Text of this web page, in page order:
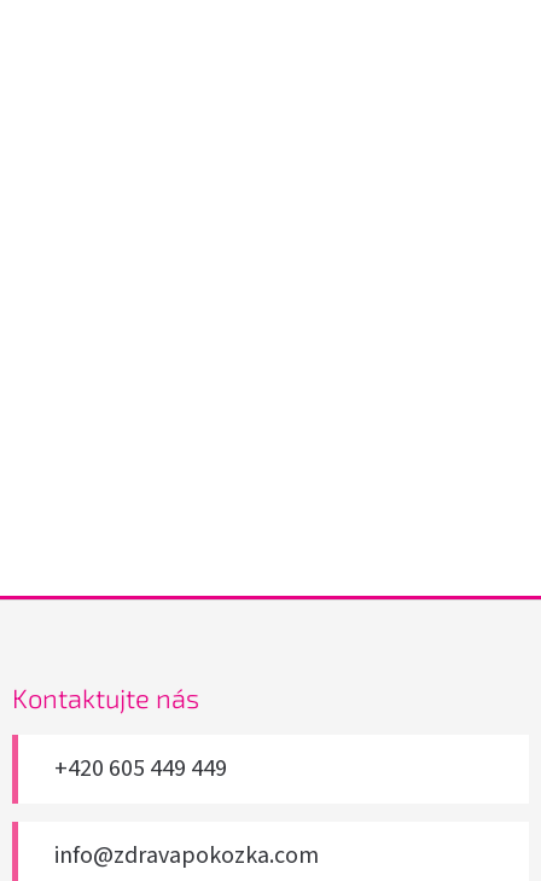
Kontaktujte nás
+420 605 449 449
info@zdravapokozka.com